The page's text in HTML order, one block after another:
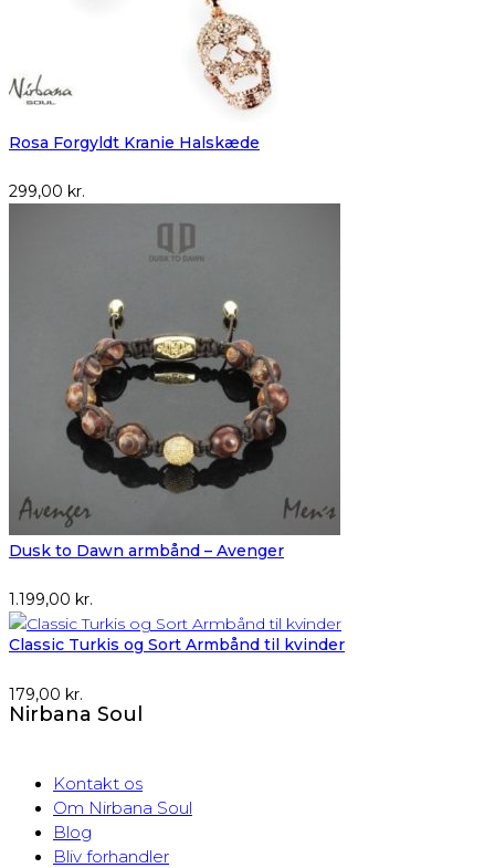
Rosa Forgyldt Kranie Halskæde
299,00 kr.
Dusk to Dawn armbånd – Avenger
1.199,00 kr.
Classic Turkis og Sort Armbånd til kvinder
179,00 kr.
Nirbana Soul
Kontakt os
Om Nirbana Soul
Blog
Bliv forhandler